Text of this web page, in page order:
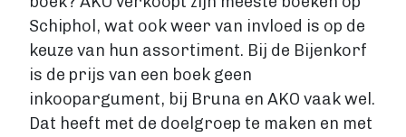
Schiphol, wat ook weer van invloed is op de
keuze van hun assortiment. Bij de Bijenkorf
is de prijs van een boek geen
inkoopargument, bij Bruna en AKO vaak wel.
Dat heeft met de doelgroep te maken en met